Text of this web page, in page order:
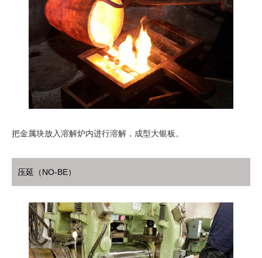
把金属块放入溶解炉内进行溶解，成型大银板。
压延（NO-BE）